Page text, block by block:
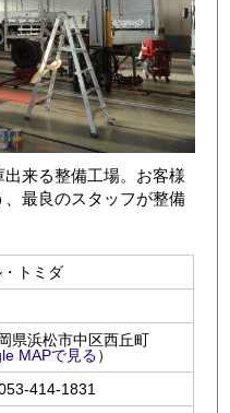
来る整備工場。お客様
最良のスタッフが整備
トミダ
県浜松市中区西丘町
MAPで見る）
414-1831